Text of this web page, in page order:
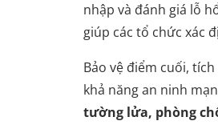
nhập và đánh giá lỗ
giúp các tổ chức xác
Bảo vệ điểm cuối,
khả năng an ninh
tường lửa, phòng